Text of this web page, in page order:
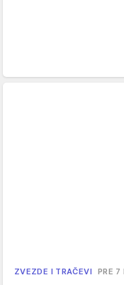
ZVEZDE I TRAČEVI PRE 7